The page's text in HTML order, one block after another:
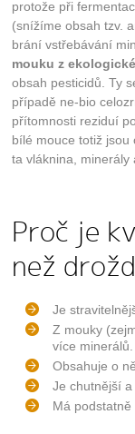
protože při
(snížíme obsah tzv.
brání vstřebávání
mouku z
obsah pesticidů. Ty
případě ne-bio
přítomnosti reziduí
bílé mouce totiž jsou
ta vláknina, minerály
Proč je
než
Je
Z mouky
více minerálů.
Obsahuje o
Je chutnější a
Má podstatně